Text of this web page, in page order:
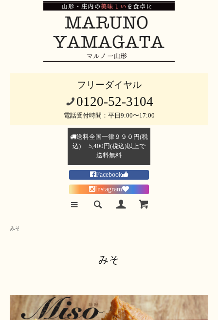
フリーダイヤル
0120-52-3104
電話受付時間：平日9:00〜17:00
送料全国一律９９０円(税
込) 5,400円(税込)以上で
送料無料
Facebook
Instagram
みそ
みそ